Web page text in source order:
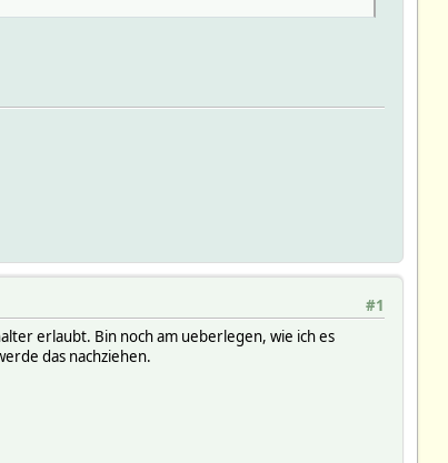
#1
erlaubt. Bin noch am ueberlegen, wie ich es
das nachziehen.